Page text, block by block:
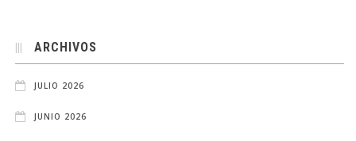
ARCHIVOS
JULIO 2026
JUNIO 2026